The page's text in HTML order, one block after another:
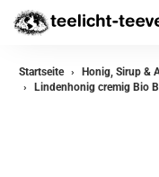
Startseite
Honig, Sirup &
Lindenhonig cremig Bio